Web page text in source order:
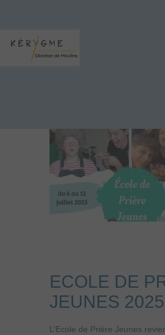
ECOLE DE
JEUNES 2025
L’Ecole de Prière Jeunes